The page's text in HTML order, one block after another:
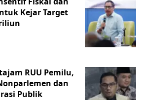
Kejar Target
RUU Pemilu,
dan
Publik